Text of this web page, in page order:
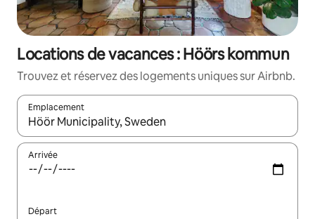
Locations de vacances : Höörs kommun
Trouvez et réservez des logements uniques sur Airbnb.
Emplacement
Quand les résultats sont affichés, parcourez-les en utilisant
Arrivée
Départ